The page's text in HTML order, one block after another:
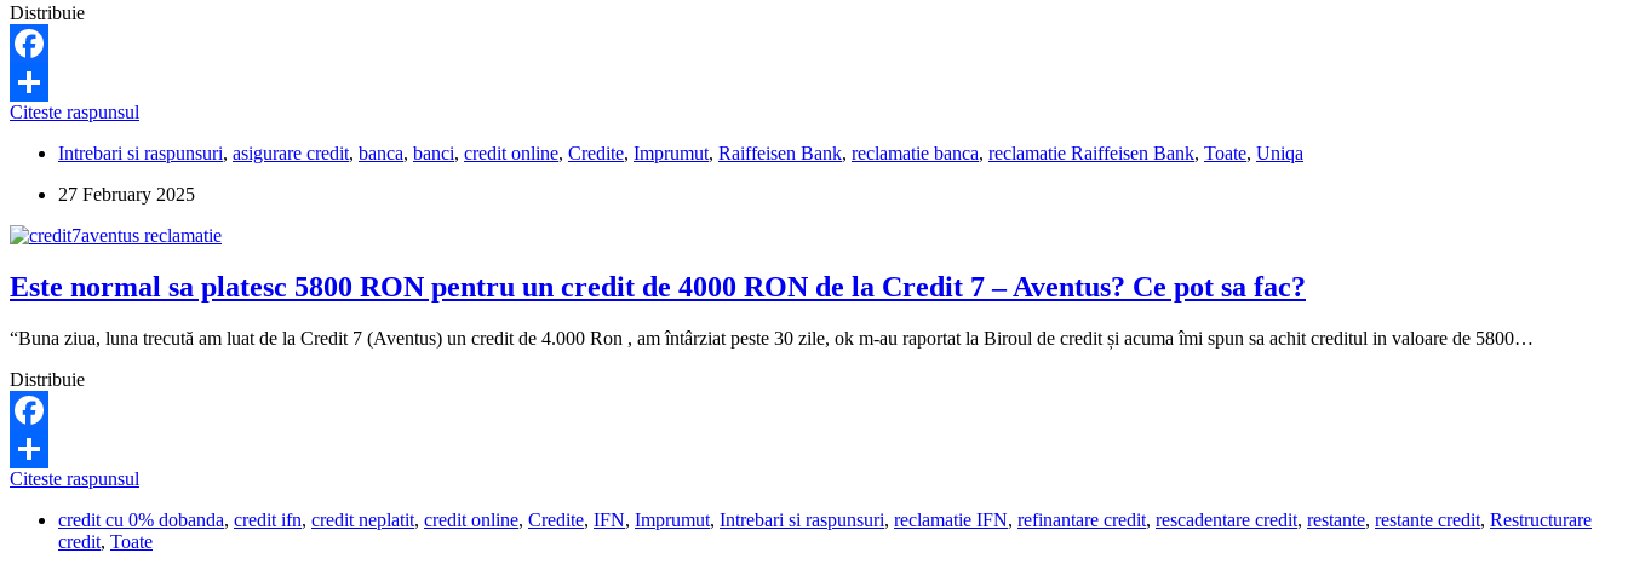
îmi
2.550
lei.
pot
fac?
Distribuie
Facebook
Share
Citeste raspunsul
la
pentru
Intrebari si raspunsuri, asigurare credit, banca, banci, credit online, Credite, Imprumut, Raiffeisen Bank, reclamatie banca, reclamatie Raiffeisen Bank, Toate, Uniqa
27 February 2025
Este normal sa platesc 5800 RON pentru un credit de 4000 RON de la Credit 7 – Aventus? Ce pot sa fac?
“Buna ziua, luna trecută am luat de la Credit 7 (Aventus) un credit de 4.000 Ron , am întârziat peste 30 zile, ok m-au raportat la Biroul de credit și acuma îmi spun sa achit creditul in valoare de 5800…
Distribuie
Facebook
Share
Citeste raspunsul
sa
platesc
credit cu 0% dobanda, credit ifn, credit neplatit, credit online, Credite, IFN, Imprumut, Intrebari si raspunsuri, reclamatie IFN, refinantare credit, rescadentare credit, restante, restante credit, Restructurare
credit, Toate